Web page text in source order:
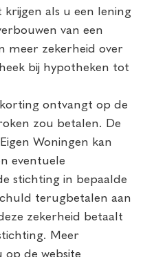
als u een lening
van een
meer zekerheid over
bij hypotheken tot
ontvangt op de
zou betalen. De
Woningen kan
eventuele
stichting in bepaalde
terugbetalen aan
zekerheid betaalt
Meer
de website